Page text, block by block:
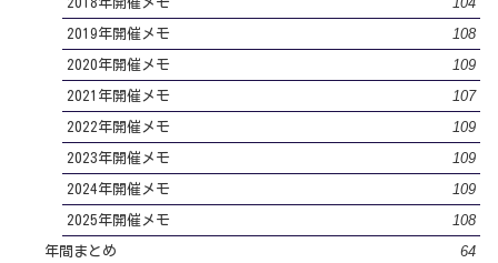
2018年開催メモ
2019年開催メモ 108
2020年開催メモ 109
2021年開催メモ 107
2022年開催メモ 109
2023年開催メモ 109
2024年開催メモ 109
2025年開催メモ 108
年間まとめ 64